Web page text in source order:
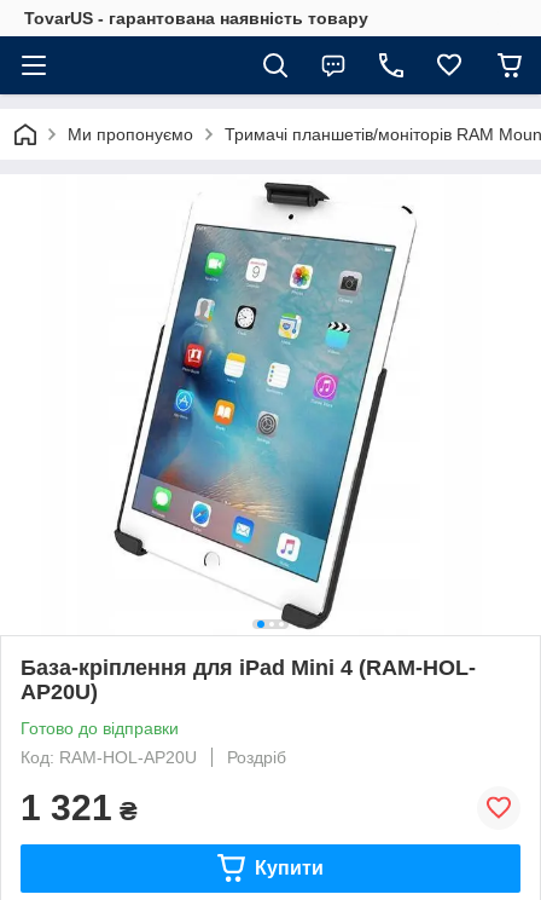
TovarUS - гарантована наявність товару
Ми пропонуємо Тримачі планшетів/моніторів RAM
База-кріплення для iPad Mini 4 (RAM-HOL-
AP20U)
Готово до відправки
Код: RAM-HOL-AP20U
Роздріб
1 321 ₴
Купити